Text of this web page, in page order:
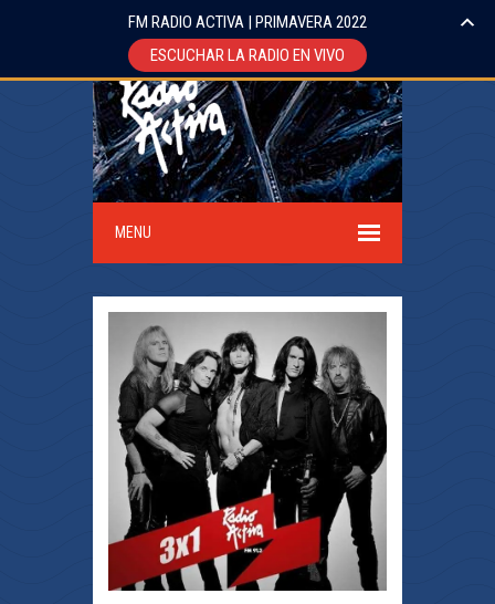
MENU
FM RADIO ACTIVA | PRIMAVERA 2022
ESCUCHAR LA RADIO EN VIVO